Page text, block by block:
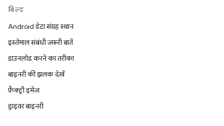
बिल्ड
Android डेटा संग्रह स्थान
इस्तेमाल संबंधी ज़रूरी बातें
डाउनलोड करने का तरीका
बाइनरी की झलक देखें
फ़ैक्ट्री इमेज
ड्राइवर बाइनरी